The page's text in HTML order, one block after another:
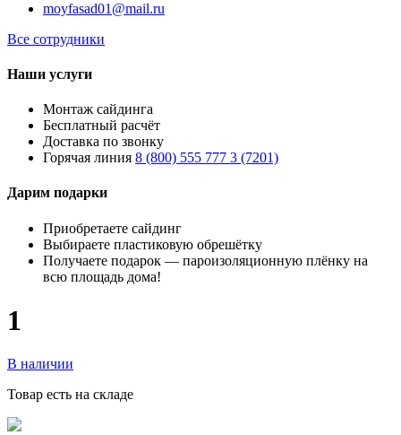
moyfasad01@mail.ru
Все сотрудники
Наши услуги
Монтаж сайдинга
Бесплатный расчёт
Доставка по звонку
Горячая линия 8 (800) 555 777 3 (7201)
Дарим подарки
Приобретаете сайдинг
Выбираете пластиковую обрешётку
Получаете подарок — пароизоляционную плёнку на
всю площадь дома!
1
В наличии
Товар есть на складе